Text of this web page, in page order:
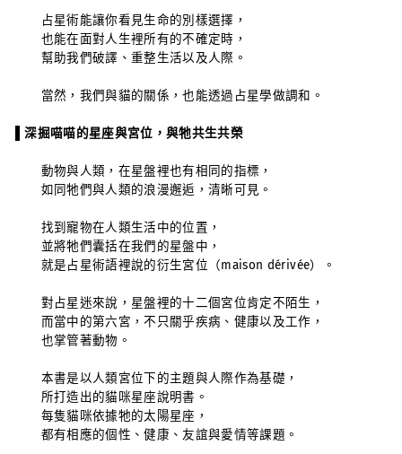
占星術能讓你看見生命的別樣選擇，
也能在面對人生裡所有的不確定時，
幫助我們破譯、重整生活以及人際。
當然，我們與貓的關係，也能透過占星學做調和。
▌深掘喵喵的星座與宮位，與牠共生共榮
動物與人類，在星盤裡也有相同的指標，
如同牠們與人類的浪漫邂逅，清晰可見。
找到寵物在人類生活中的位置，
並將牠們囊括在我們的星盤中，
就是占星術語裡說的衍生宮位（maison dérivée）。
對占星迷來說，星盤裡的十二個宮位肯定不陌生，
而當中的第六宮，不只關乎疾病、健康以及工作，
也掌管著動物。
本書是以人類宮位下的主題與人際作為基礎，
所打造出的貓咪星座說明書。
每隻貓咪依據牠的太陽星座，
都有相應的個性、健康、友誼與愛情等課題。